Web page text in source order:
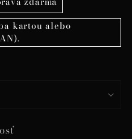
kartou alebo